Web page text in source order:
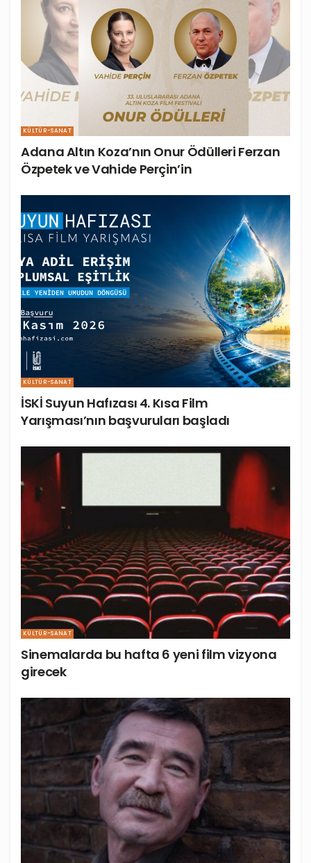
KÜLTÜR-SANAT
Adana Altın Koza’nın Onur Ödülleri Ferzan
Özpetek ve Vahide Perçin’in
KÜLTÜR-SANAT
İSKİ Suyun Hafızası 4. Kısa Film
Yarışması’nın başvuruları başladı
KÜLTÜR-SANAT
Sinemalarda bu hafta 6 yeni film vizyona
girecek